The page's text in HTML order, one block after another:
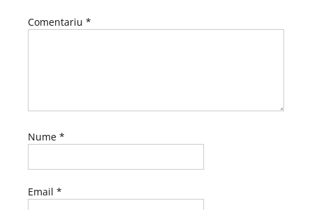
Comentariu *
Nume *
Email *